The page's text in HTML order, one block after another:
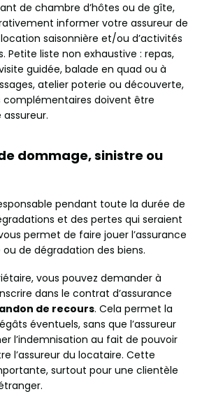
de chambre d’hôtes ou de gîte,
informer votre assureur de
saisonnière et/ou d’activités
Petite liste non exhaustive : repas,
guidée, balade en quad ou à
atelier poterie ou découverte,
complémentaires doivent être
dommage, sinistre ou
pendant toute la durée de
et des pertes qui seraient
permet de faire jouer l’assurance
de dégradation des biens.
vous pouvez demander à
dans le contrat d’assurance
de recours. Cela permet la
éventuels, sans que l’assureur
l’indemnisation au fait de pouvoir
l’assureur du locataire. Cette
surtout pour une clientèle